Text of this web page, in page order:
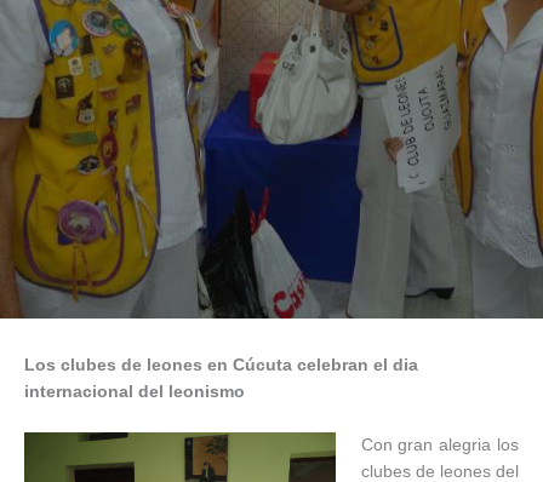
Los clubes de leones en Cúcuta celebran el dia
internacional del leonismo
Con gran alegria los
clubes de leones del